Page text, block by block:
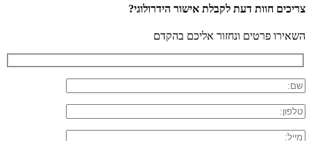
צריכים חוות דעת לקבלת אישור הידרולוגי?
השאירו פרטים ונחזור אליכם בהקדם